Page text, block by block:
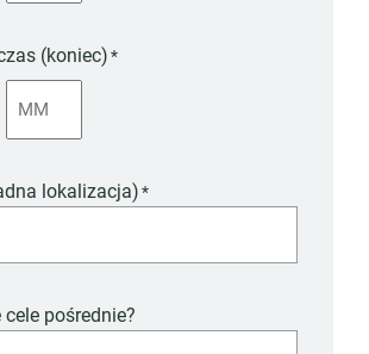
(koniec)*
lokalizacja)*
pośrednie?